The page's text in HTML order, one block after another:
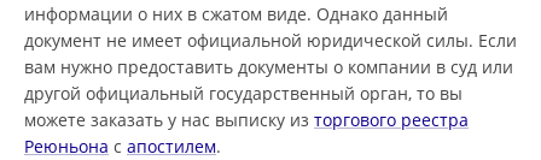
информации о них в сжатом виде. Однако данный
документ не имеет официальной юридической силы. Если
вам нужно предоставить документы о компании в суд или
другой официальный государственный орган, то вы
можете заказать у нас выписку из торгового реестра
Реюньона с апостилем.